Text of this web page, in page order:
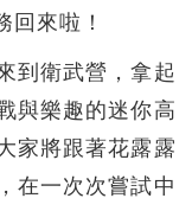
回來啦！
到衛武營，拿起
與樂趣的迷你高
家將跟著花露露
在一次次嘗試中